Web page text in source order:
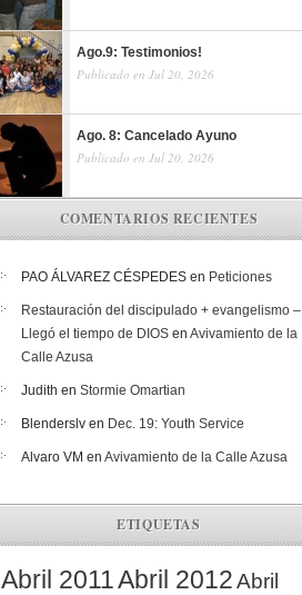
Ago.9: Testimonios!
Publicado en Jul 20, 2026
Ago. 8: Cancelado Ayuno
Publicado en Jul 20, 2026
COMENTARIOS RECIENTES
PAO ÁLVAREZ CÉSPEDES en Peticiones
Restauración del discipulado + evangelismo –
Llegó el tiempo de DIOS en Avivamiento de la
Calle Azusa
Judith en Stormie Omartian
Blenderslv en Dec. 19: Youth Service
Alvaro VM en Avivamiento de la Calle Azusa
ETIQUETAS
Abril 2011Abril 2012Abril